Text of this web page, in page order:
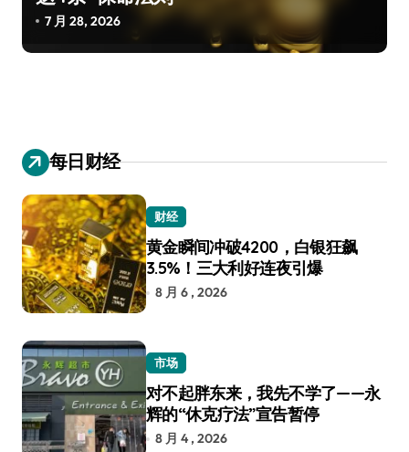
7 月 28, 2026
每日财经
财经
黄金瞬间冲破4200，白银狂飙
3.5%！三大利好连夜引爆
8 月 6 , 2026
市场
对不起胖东来，我先不学了——永
辉的“休克疗法”宣告暂停
8 月 4 , 2026